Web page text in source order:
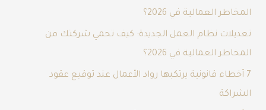
المخاطر العمالية في 2026؟
تعديلات نظام العمل الجديدة: كيف تحمي شركتك من
المخاطر العمالية في 2026؟
7 أخطاء قانونية يرتكبها رواد الأعمال عند توقيع عقود
الشراكة